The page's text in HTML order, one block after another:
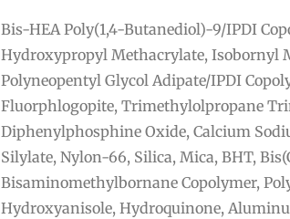
Bis-HEA Poly(1,4-Butanediol)-9/IPDI
Hydroxypropyl Methacrylate, Isobornyl
Polyneopentyl Glycol Adipate/IPDI
Fluorphlogopite, Trimethylolpropane
Diphenylphosphine Oxide, Calcium
Silylate, Nylon-66, Silica, Mica, BHT,
Bisaminomethylbornane Copolymer,
Hydroxyanisole, Hydroquinone,